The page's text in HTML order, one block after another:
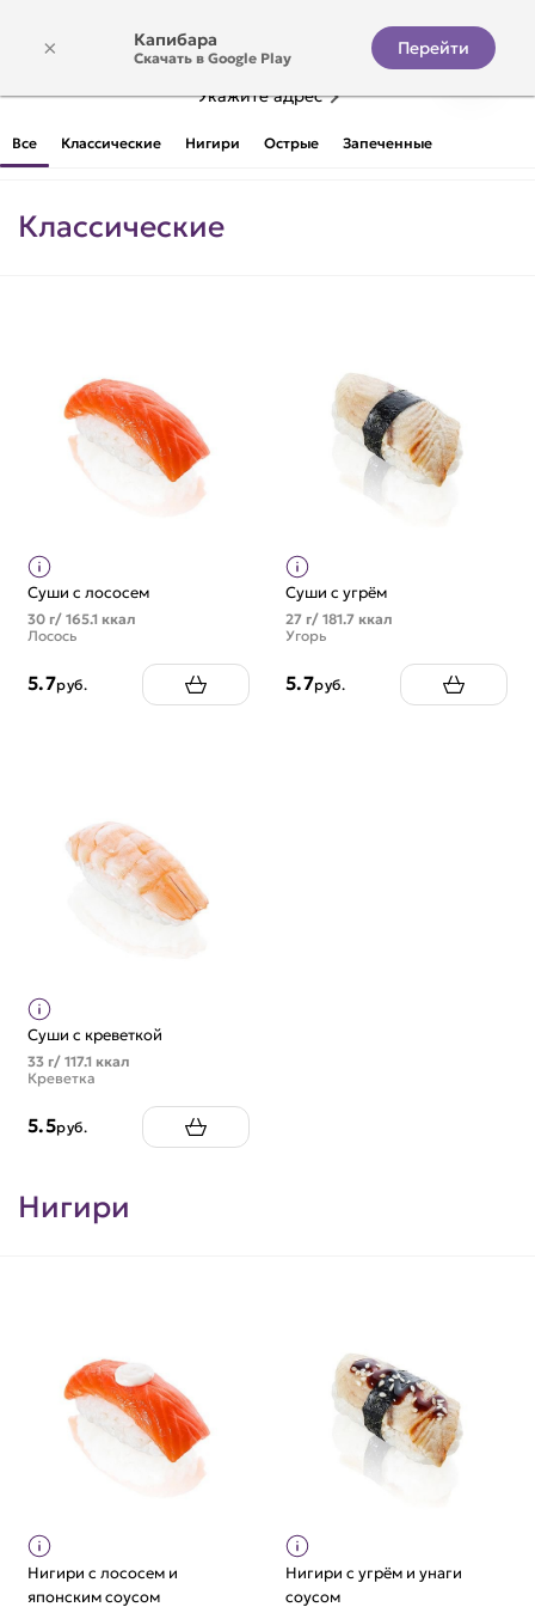
Укажите адрес
Все Классические Нигири Острые Запеченные
Суши
Классические
Суши с лососем
30 г/ 165.1 ккал
Лосось
5.7руб.
Суши с угрём
27 г/ 181.7 ккал
Угорь
5.7руб.
Суши с креветкой
33 г/ 117.1 ккал
Креветка
5.5руб.
Нигири
Нигири с лососем и
японским соусом
Нигири с угрём и унаги
соусом
× Капибара
Скачать в Google Play Перейти